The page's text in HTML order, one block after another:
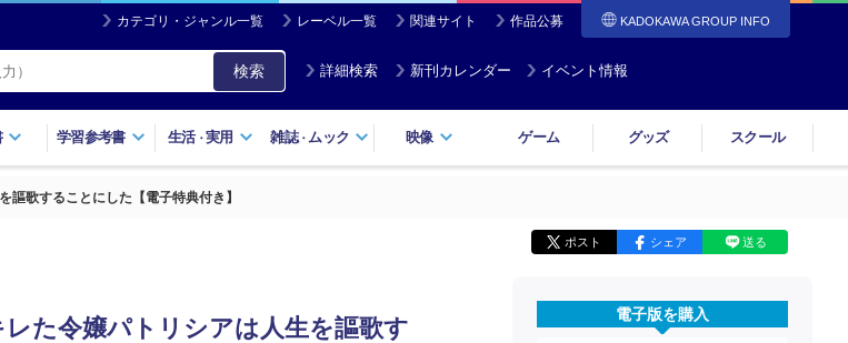
カテゴリ・ジャンル一覧 レーベル一覧 関連サイト 作品公募 KADOKAWA GROUP INFO
検索 詳細検索 新刊カレンダー イベント情報
学習参考書 生活・実用 雑誌・ ムック 映像 ゲーム グッズ スクール
謳歌することにした【電子特典付き】
ポスト シェア 送る
た令嬢パトリシアは人生を謳歌す
電子版を購入